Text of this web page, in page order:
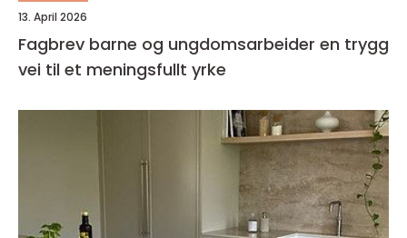
13. April 2026
Fagbrev barne og ungdomsarbeider en trygg
vei til et meningsfullt yrke